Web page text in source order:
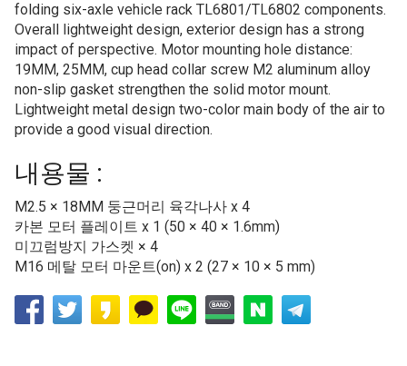
folding six-axle vehicle rack TL6801/TL6802 components.
Overall lightweight design, exterior design has a strong
impact of perspective. Motor mounting hole distance:
19MM, 25MM, cup head collar screw M2 aluminum alloy
non-slip gasket strengthen the solid motor mount.
Lightweight metal design two-color main body of the air to
provide a good visual direction.
내용물 :
M2.5 × 18MM 둥근머리 육각나사 x 4
카본 모터 플레이트 x 1 (50 × 40 × 1.6mm)
미끄럼방지 가스켓 × 4
M16 메탈 모터 마운트(on) x 2 (27 × 10 × 5 mm)